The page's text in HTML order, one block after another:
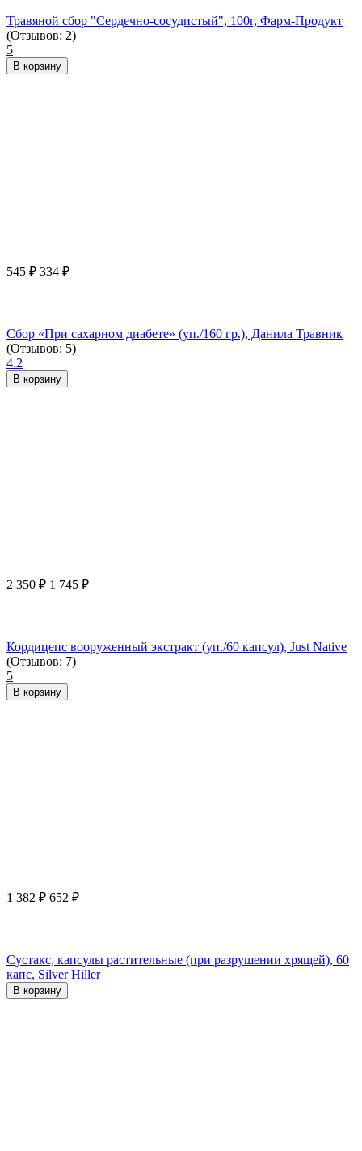
Травяной сбор "Сердечно-сосудистый", 100г, Фарм-Продукт
(Отзывов: 2)
5
В корзину
545 ₽ 334 ₽
Сбор «При сахарном диабете» (уп./160 гр.), Данила Травник
(Отзывов: 5)
4.2
В корзину
2 350 ₽ 1 745 ₽
Кордицепс вооруженный экстракт (уп./60 капсул), Just Native
(Отзывов: 7)
5
В корзину
1 382 ₽ 652 ₽
Сустакс, капсулы растительные (при разрушении хрящей), 60
капс, Silver Hiller
В корзину